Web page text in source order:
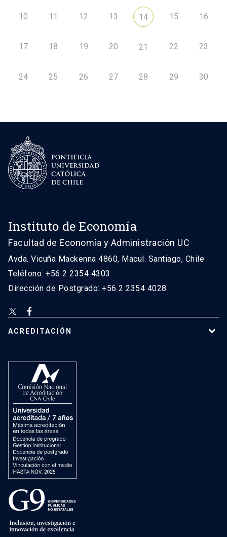
10 11 12 13 14 15 16
17 18 19 20 21 22 23
24 25 26 27 28 29 30
Instituto de Economía
Facultad de Economía y Administración UC
Avda. Vicuña Mackenna 4860, Macul. Santiago, Chile
Teléfono: +56 2 2354 4303
Dirección de Postgrado: +56 2 2354 4028
ACREDITACIÓN